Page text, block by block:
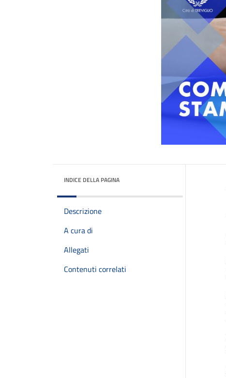
INDICE DELLA PAGINA
Descrizione
A cura di
Allegati
Contenuti correlati